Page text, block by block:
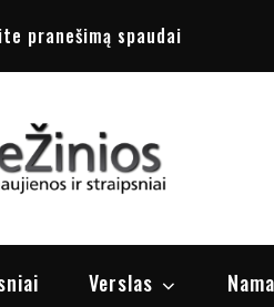
pranešimą spaudai
Verslas